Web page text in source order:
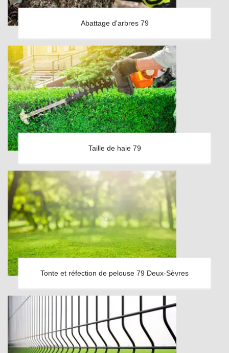
Abattage d'arbres 79
Taille de haie 79
Tonte et réfection de pelouse 79 Deux-Sèvres